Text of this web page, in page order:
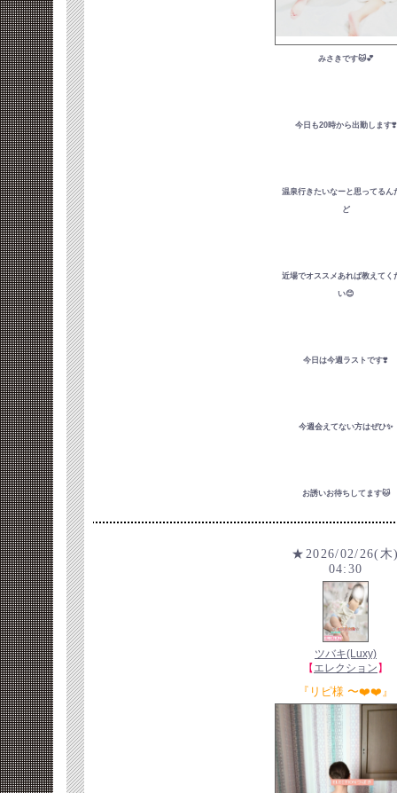
みさきです🐱💕
今日も20時から出勤します❣️
温泉行きたいなーと思ってるん
ど
近場でオススメあれば教えてく
い😊
今日は今週ラストです❣️
今週会えてない方はぜひ✨
お誘いお待ちしてます🐱
★2026/02/26(木
04:30
ツバキ(Luxy)
【エレクション】
『リピ様 〜❤️❤️』